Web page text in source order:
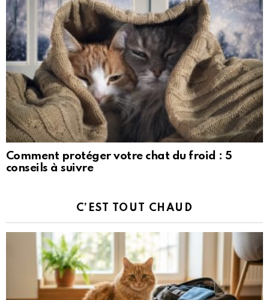
Comment protéger votre chat du froid : 5
conseils à suivre
C’EST TOUT CHAUD